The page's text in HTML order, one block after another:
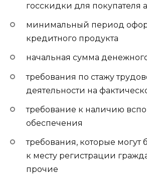
госскидки для покупателя
минимальный период
кредитного продукта
начальная сумма
требования по стажу
деятельности на
требование к наличию
обеспечения
требования, которые могут
к месту регистрации
прочие